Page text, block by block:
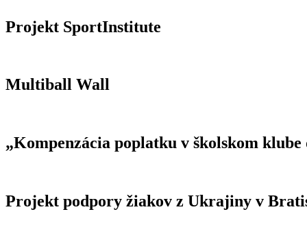
Projekt SportInstitute
Multiball Wall
„Kompenzácia poplatku v školskom
Projekt podpory žiakov z Ukrajiny v